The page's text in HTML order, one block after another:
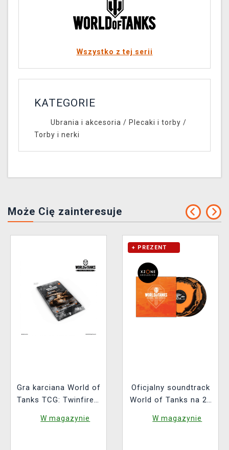
Wszystko z tej serii
KATEGORIE
Ubrania i akcesoria / Plecaki i torby /
Torby i nerki
Może Cię zainteresuje
Gra karciana World of
Tanks TCG: Twinfire -
W magazynie
+ PREZENT
Oficjalny soundtrack
World of Tanks na 2x
W magazynie